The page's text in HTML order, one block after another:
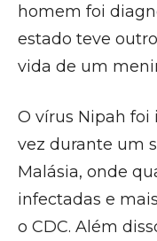
homem foi
estado teve
vida de um
O vírus Nipah
vez durante um
Malásia, onde
infectadas e
o CDC. Além